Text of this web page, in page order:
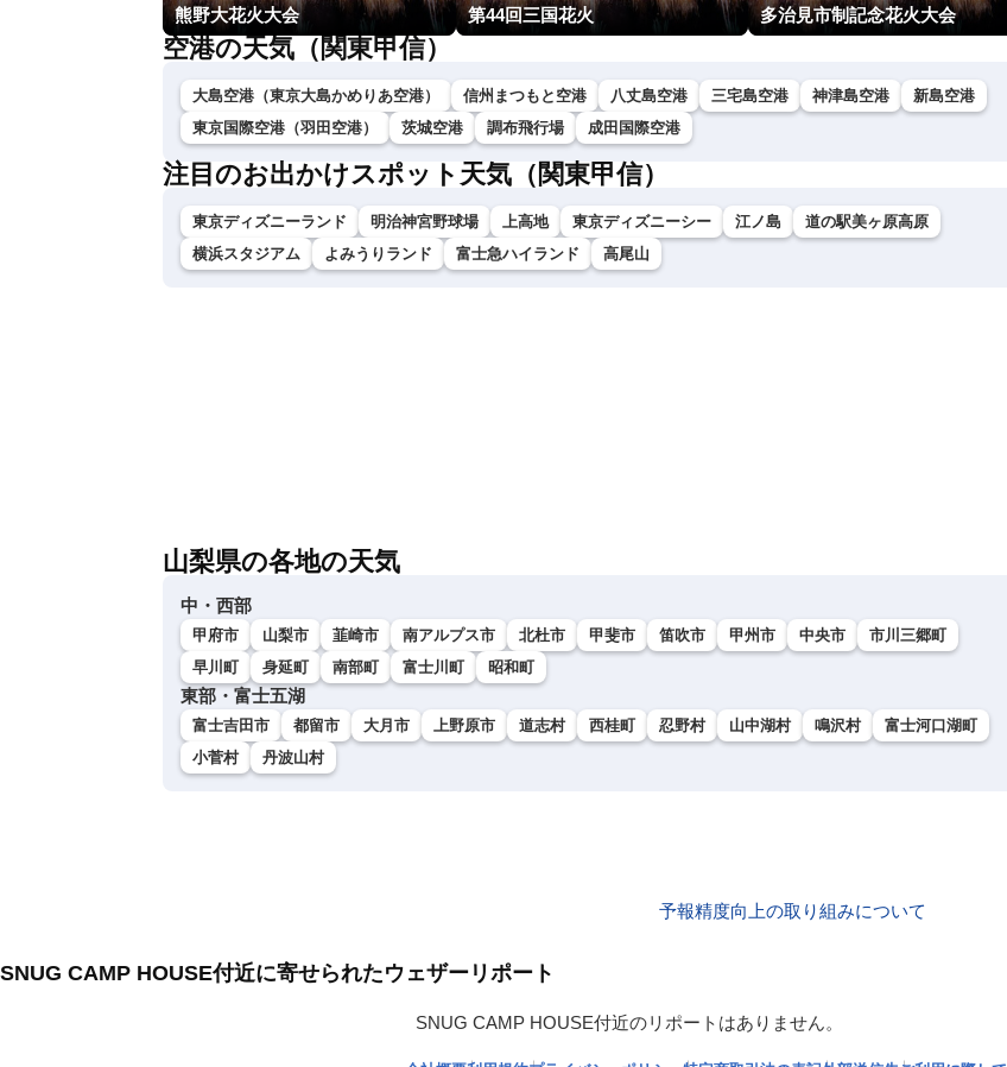
熊野大花火大会 第44回三国花火 多治見市制記念花火大会
空港の天気（関東甲信）
大島空港（東京大島かめりあ空港） 信州まつもと空港 八丈島空港 三宅島空港 神津島空港
新島空港
東京国際空港（羽田空港）
茨城空港 調布飛行場 成田国際空港
注目のお出かけスポット天気（関東甲信）
東京ディズニーランド 明治神宮野球場 上高地 東京ディズニーシー 江ノ島
道の駅美ヶ原高原
横浜スタジアム
よみうりランド 富士急ハイランド 高尾山
山梨県の各地の天気
中・西部
甲府市 山梨市 韮崎市 南アルプス市 北杜市 甲斐市 笛吹市 甲州市 中央市
市川三郷町
早川町
身延町 南部町 富士川町 昭和町
東部・富士五湖
富士吉田市 都留市 大月市 上野原市 道志村 西桂町 忍野村 山中湖村 鳴沢村
富士河口湖町
小菅村
丹波山村
予報精度向上の取り組みについて
SNUG CAMP HOUSE付近に寄せられたウェザーリポート
SNUG CAMP HOUSE付近のリポートはありません。